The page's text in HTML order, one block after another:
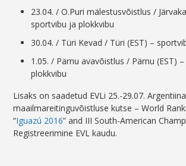
23.04. / O.Puri mälestusvõistlus /
sportvibu ja plokkvibu
30.04. / Türi Kevad / Türi (EST) –
1.05. / Pärnu avavõistlus / Pärnu (EST)
plokkvibu
Lisaks on saadetud EVLi 25.-29.07.
maailmareitinguvõistluse kutse – World
“Iguazú 2016” and III South-American
Registreerimine EVL kaudu.